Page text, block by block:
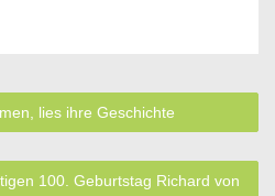
lies ihre Geschichte
100. Geburtstag Richard von